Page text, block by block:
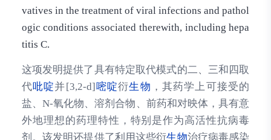
vatives in the treatment of viral infections and pathol
ogic conditions associated therewith, including hepa
titis C.
这项发明提供了具有特定取代模式的二、三和四取
代吡啶并[3,2-d] 嘧啶衍生物 ，其药学上可接受的
盐、N-氧化物、溶剂合物、前药和对映体，具有意
外地理想的药理特性，特别是作为高活性抗病毒
剂。该发明还提供了利用这些衍生物治疗病毒感染